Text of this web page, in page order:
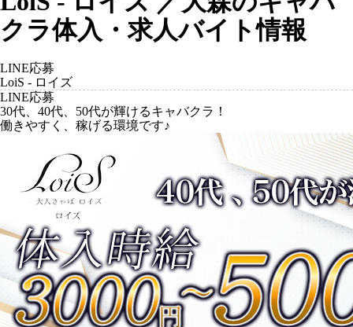
クラ体入・求人バイト情報
LINE応募
LoiS - ロイズ
LINE応募
30代、40代、50代が輝けるキャバクラ！
働きやすく、稼げる環境です♪